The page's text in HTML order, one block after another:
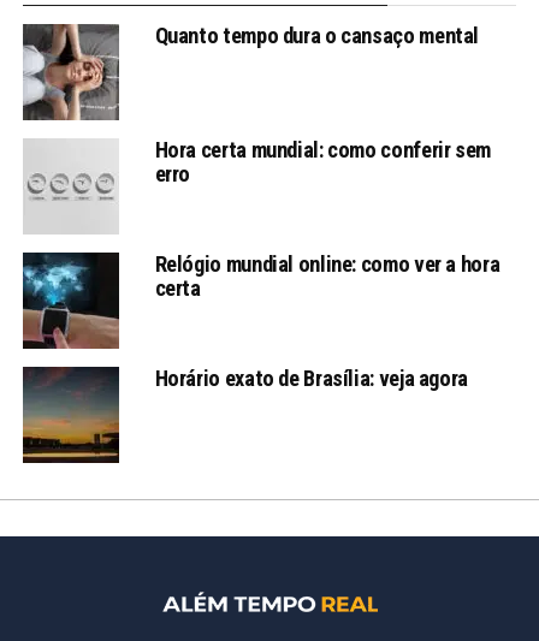
Quanto tempo dura o cansaço mental
Hora certa mundial: como conferir sem
erro
Relógio mundial online: como ver a hora
certa
Horário exato de Brasília: veja agora